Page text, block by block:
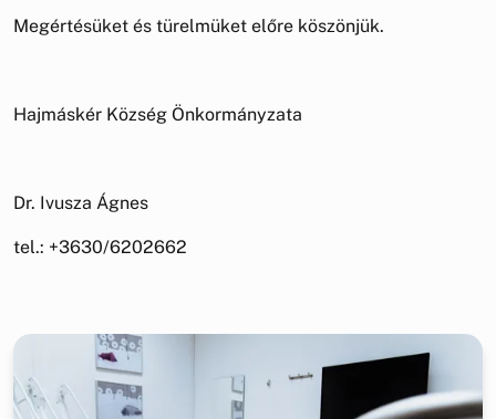
Megértésüket és türelmüket előre köszönjük.
Hajmáskér Község Önkormányzata
Dr. Ivusza Ágnes
tel.: +3630/6202662